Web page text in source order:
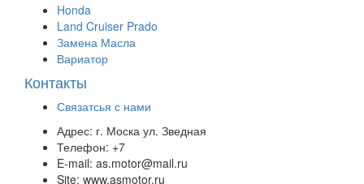
Honda
Land Cruiser Prado
Замена Масла
Вариатор
Контакты
Связатсья с нами
Адрес: г. Моска ул. Зведная
Телефон: +7
E-mail: as.motor@mail.ru
Site: www.asmotor.ru